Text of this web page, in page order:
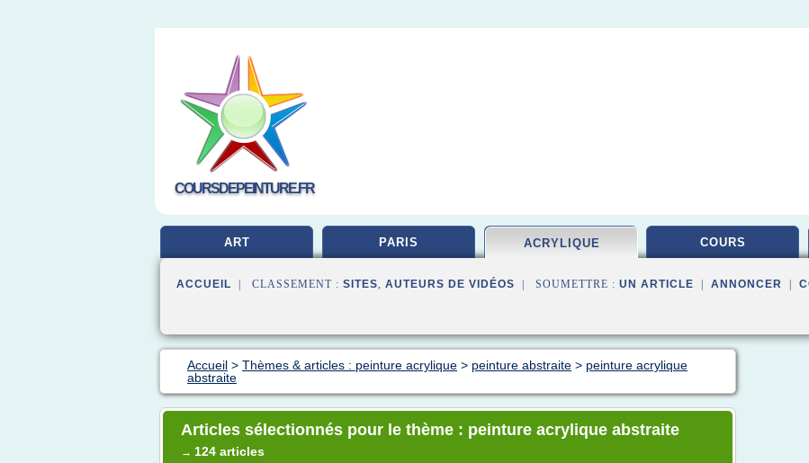
COURSDEPEINTURE.FR
ART PARIS ACRYLIQUE COURS
ACCUEIL | CLASSEMENT : SITES, AUTEURS DE VIDÉOS | SOUMETTRE : UN ARTICLE ANNONCER
Accueil > Thèmes & articles : peinture acrylique > peinture abstraite > peinture acrylique
abstraite
Articles sélectionnés pour le thème : peinture acrylique abstraite
→ 124 articles